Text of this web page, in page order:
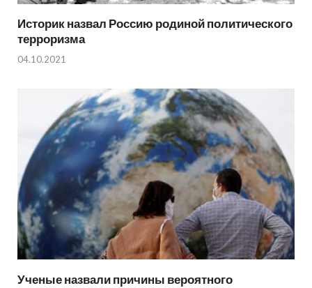
Историк назвал Россию родиной политического
терроризма
04.10.2021
Ученые назвали причины вероятного